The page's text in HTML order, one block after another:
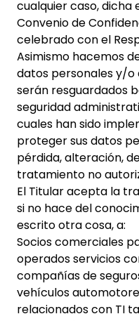
cualquier caso, dicha
Convenio de
celebrado con el
Asimismo hacemos
datos personales y/o
serán resguardados
seguridad
cuales han sido
proteger sus datos
pérdida, alteración,
tratamiento no
El Titular acepta la
si no hace del
escrito otra cosa, a:
Socios comerciales
operados servicios
compañías de
vehículos
relacionados con TI